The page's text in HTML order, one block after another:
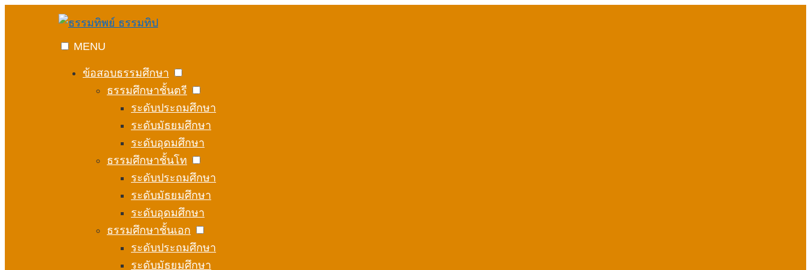
MENU
ข้อสอบธรรมศึกษา
ธรรมศึกษาชั้นตรี
ระดับประถมศึกษา
ระดับมัธยมศึกษา
ระดับอุดมศึกษา
ธรรมศึกษาชั้นโท
ระดับประถมศึกษา
ระดับมัธยมศึกษา
ระดับอุดมศึกษา
ธรรมศึกษาชั้นเอก
ระดับประถมศึกษา
ระดับมัธยมศึกษา